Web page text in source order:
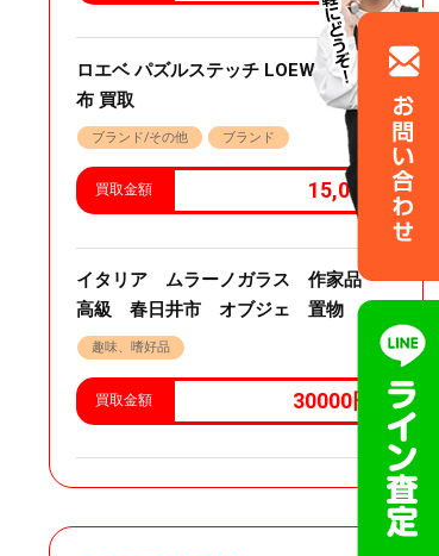
ロエベ パズルステッチ LOEWE ミニ財
布 買取
ブランド/その他 ブランド
買取金額 15,000
イタリア ムラーノガラス 作家品
高級 春日井市 オブジェ 置物
趣味、嗜好品
買取金額 30000円